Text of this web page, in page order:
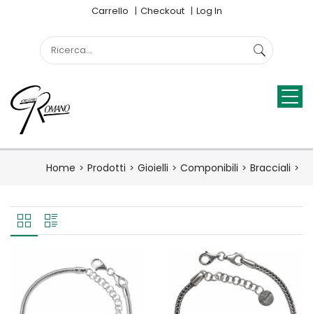
Carrello Checkout Log In
Home Prodotti Gioielli Componibili Bracciali